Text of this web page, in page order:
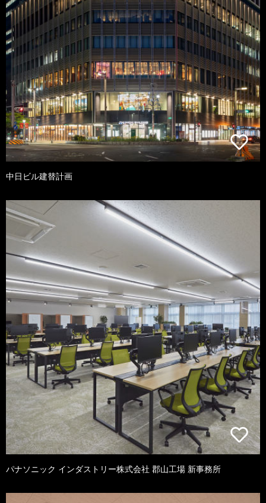
中日ビル建替計画
パナソニック インダストリー株式会社 郡山工場 新事務所